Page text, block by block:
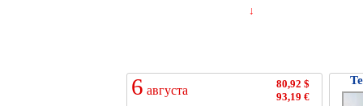
↓
6 августа
80,92 $
93,19 €